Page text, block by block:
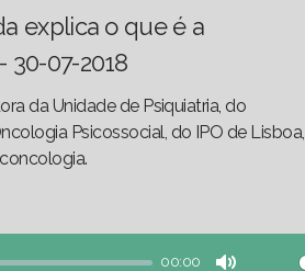
explica o que é a
30-07-2018
da Unidade de Psiquiatria, do
Psicossocial, do IPO de Lisboa,
00:00